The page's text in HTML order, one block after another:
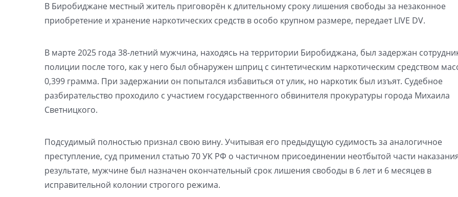
В Биробиджане местный житель приговорён к длительному сроку лишения свободы за незаконное
приобретение и хранение наркотических средств в особо крупном размере, передает LIVE DV.
В марте 2025 года 38-летний мужчина, находясь на территории Биробиджана, был задержан
полиции после того, как у него был обнаружен шприц с синтетическим наркотическим средством
0,399 грамма. При задержании он попытался избавиться от улик, но наркотик был изъят. Судебное
разбирательство проходило с участием государственного обвинителя прокуратуры города Михаила
Светницкого.
Подсудимый полностью признал свою вину. Учитывая его предыдущую судимость за аналогичное
преступление, суд применил статью 70 УК РФ о частичном присоединении неотбытой части
результате, мужчине был назначен окончательный срок лишения свободы в 6 лет и 6 месяцев в
исправительной колонии строгого режима.